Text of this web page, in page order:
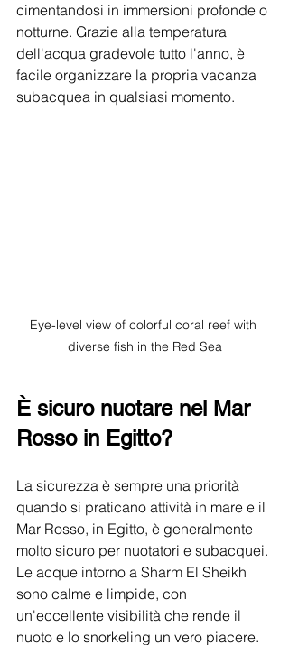
cimentandosi in immersioni profonde o
notturne. Grazie alla temperatura
dell'acqua gradevole tutto l'anno, è
facile organizzare la propria vacanza
subacquea in qualsiasi momento.
Eye-level view of colorful coral reef with
diverse fish in the Red Sea
È sicuro nuotare nel Mar
Rosso in Egitto?
La sicurezza è sempre una priorità
quando si praticano attività in mare e il
Mar Rosso, in Egitto, è generalmente
molto sicuro per nuotatori e subacquei.
Le acque intorno a Sharm El Sheikh
sono calme e limpide, con
un'eccellente visibilità che rende il
nuoto e lo snorkeling un vero piacere.